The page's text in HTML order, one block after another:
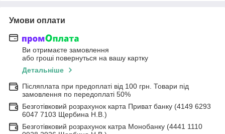
Умови оплати
Ви отримаєте замовлення
або гроші повернуться на вашу картку
Детальніше
Післяплата при предоплаті від 100 грн. Товари під
замовлення по передоплаті 50%
Безготівковий розрахунок карта Приват банку (4149 6293
6047 7103 Щербина Н.В.)
Безготівковий розрахунок катра Монобанку (4441 1110